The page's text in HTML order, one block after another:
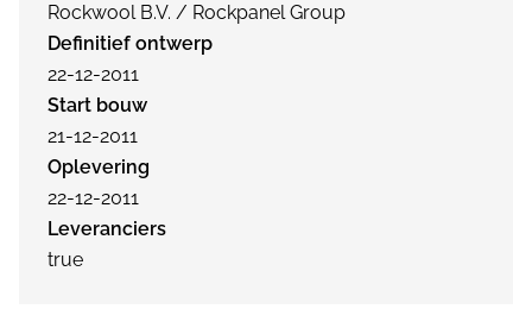
Rockwool B.V. / Rockpanel Group
Definitief ontwerp
22-12-2011
Start bouw
21-12-2011
Oplevering
22-12-2011
Leveranciers
true